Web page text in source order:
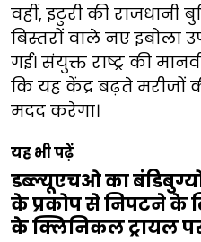
वहीं, इटुरी की राजधानी
बिस्तरों वाले नए इबोला
गई। संयुक्त राष्ट्र की
कि यह केंद्र बढ़ते
मदद करेगा।
यह भी पढ़ें
डब्ल्यूएचओ का
के प्रकोप से निपटने के
के क्लिनिकल ट्रायल